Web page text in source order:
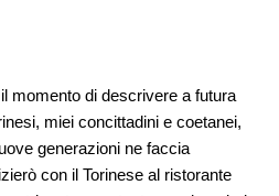
momento di descrivere a futura
miei concittadini e coetanei,
generazioni ne faccia
con il Torinese al ristorante